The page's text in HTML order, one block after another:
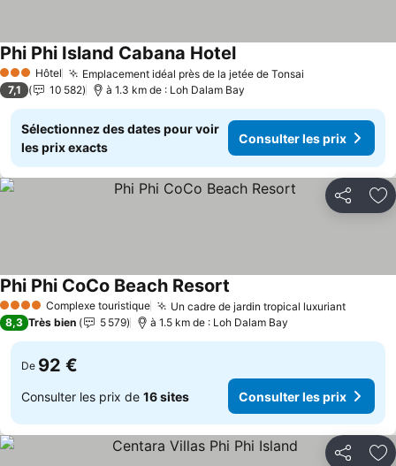
3 ÉtoilesHôtel Emplacement idéal près de la jetée de Tonsai
Phi Phi Island Cabana Hotel
7,1 10 582 à 1.3 km de : Loh Dalam Bay
Sélectionnez des dates pour voir
les prix exacts
Consulter les prix
Partager
4 Étoiles Complexe touristique Un cadre de jardin tropical luxuriant
Phi Phi CoCo Beach Resort
8,3 Très bien 5 579 à 1.5 km de : Loh Dalam Bay
De 92 €
Consulter les prix de 16 sites Consulter les prix
Partager